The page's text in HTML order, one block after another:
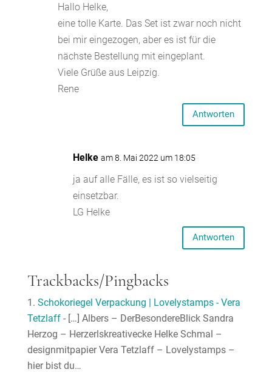
Hallo Helke,
eine tolle Karte. Das Set ist zwar noch nicht
bei mir eingezogen, aber es ist für die
nächste Bestellung mit eingeplant.
Viele Grüße aus Leipzig.
Rene
Antworten
Helke am 8. Mai 2022 um 18:05
ja auf alle Fälle, es ist so vielseitig
einsetzbar.
LG Helke
Antworten
Trackbacks/Pingbacks
Schokoriegel Verpackung | Lovelystamps - Vera
Tetzlaff- […] Albers – DerBesondereBlick Sandra
Herzog – Herzerlskreativecke Helke Schmal –
designmitpapier Vera Tetzlaff – Lovelystamps –
hier bist du…